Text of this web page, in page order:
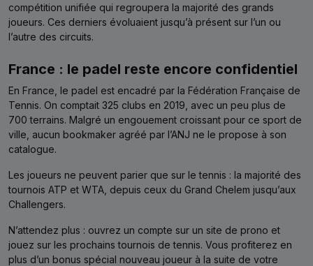
compétition unifiée qui regroupera la majorité des grands
joueurs. Ces derniers évoluaient jusqu’à présent sur l’un ou
l’autre des circuits.
France : le padel reste encore confidentiel
En France, le padel est encadré par la Fédération Française de
Tennis. On comptait 325 clubs en 2019, avec un peu plus de
700 terrains. Malgré un engouement croissant pour ce sport de
ville, aucun bookmaker agréé par l’ANJ ne le propose à son
catalogue.
Les joueurs ne peuvent parier que sur le tennis : la majorité des
tournois ATP et WTA, depuis ceux du Grand Chelem jusqu’aux
Challengers.
N’attendez plus : ouvrez un compte sur un site de prono et
jouez sur les prochains tournois de tennis. Vous profiterez en
plus d’un bonus spécial nouveau joueur à la suite de votre